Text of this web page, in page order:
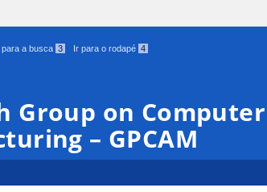
para a busca 3 Ir para o rodapé 4
Group on
– GPCAM